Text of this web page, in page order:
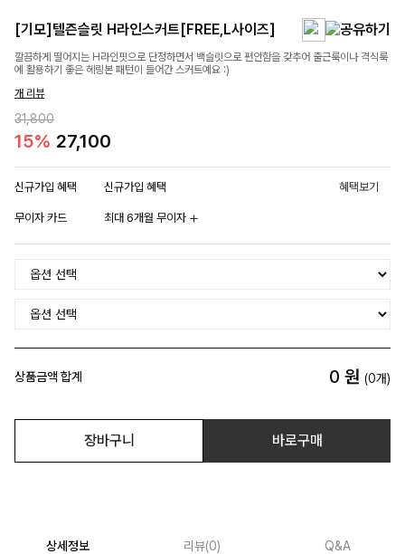
[기모]텔즌슬릿 H라인스커트[FREE,L사이즈]
깔끔하게 떨어지는 H라인핏으로 단정하면서 백슬릿으로 편안함을 갖추어 출근룩이나 격식룩
에 활용하기 좋은 헤링본 패턴이 들어간 스커트예요 :)
개 리뷰
31,800
15% 27,100
신규가입 혜택 신규가입 혜택 혜택보기
무이자 카드 최대 6개월 무이자
상품금액 합계 0 원 (0개)
장바구니 바로구매
상세정보 리뷰(0) Q&A